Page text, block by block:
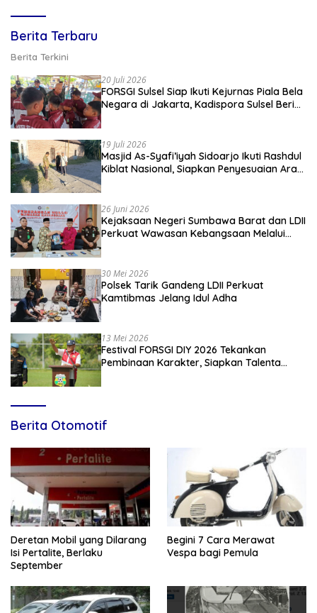
Berita Terbaru
Berita Terkini
20 Juli 2026
FORSGI Sulsel Siap Ikuti Kejurnas Piala Bela
Negara di Jakarta, Kadispora Sulsel Beri
19 Juli 2026
Masjid As-Syafi’iyah Sidoarjo Ikuti Rashdul
Kiblat Nasional, Siapkan Penyesuaian Arah
26 Juni 2026
Kejaksaan Negeri Sumbawa Barat dan LDII
Perkuat Wawasan Kebangsaan Melalui
30 Mei 2026
Polsek Tarik Gandeng LDII Perkuat
Kamtibmas Jelang Idul Adha
13 Mei 2026
Festival FORSGI DIY 2026 Tekankan
Pembinaan Karakter, Siapkan Talenta
Berita Otomotif
Deretan Mobil yang Dilarang
Isi Pertalite, Berlaku
September
Begini 7 Cara Merawat
Vespa bagi Pemula